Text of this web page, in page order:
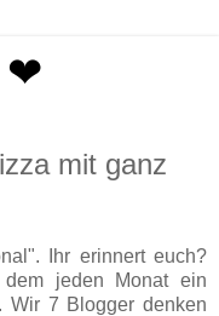
❤
mit ganz
Ihr erinnert euch?
jeden Monat ein
Wir 7 Blogger denken